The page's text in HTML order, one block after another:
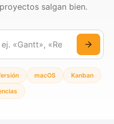
salgan bien.
macOS Kanban